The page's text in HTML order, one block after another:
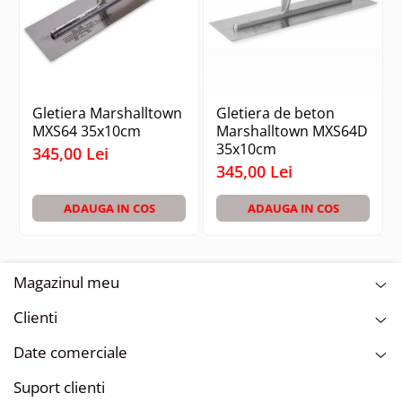
perfectă pentru profesioniștii din domeniul
construcțiilor de piscine care doresc să obțină
rezultate impecabile și de durată.
Gletiera Marshalltown
MXS64 35x10cm
345,00 Lei
ADAUGA IN COS
Gletiera de beton
Marshalltown MXS64D
35x10cm
345,00 Lei
ADAUGA IN COS
Magazinul meu
Clienti
Date comerciale
Suport clienti